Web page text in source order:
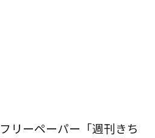
リーペーパー「週刊きち